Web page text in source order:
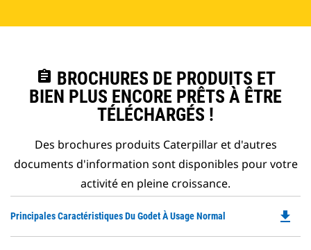
assignment BROCHURES DE PRODUITS ET
BIEN PLUS ENCORE PRÊTS À ÊTRE
TÉLÉCHARGÉS !
Des brochures produits Caterpillar et d'autres
documents d'information sont disponibles pour votre
activité en pleine croissance.
Principales Caractéristiques Du Godet À Usage Normal file_download